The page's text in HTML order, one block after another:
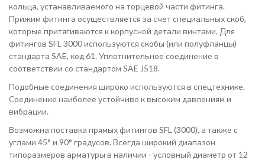
кольца, устанавливаемого на торцевой части фитинга.
Прижим фитинга осуществляется за счет специальных скоб,
которые притягиваются к корпусной детали винтами. Для
фитингов SFL 3000 используются скобы (или полуфланцы)
стандарта SAE, код 61. Уплотнительное соединение в
соответствии со стандартом SAE J518.
Подобные соединения широко используются в спецтехнике.
Соединение наиболее устойчиво к высоким давлениям и
вибрации.
Возможна поставка прямых фитингов SFL (3000), а также с
углами 45° и 90° градусов. Всегда широкий диапазон
типоразмеров арматуры в наличии - условный диаметр от 12